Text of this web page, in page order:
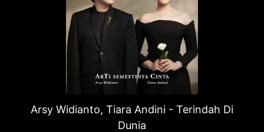
Arsy Widianto, Tiara Andini - Terindah Di
Dunia